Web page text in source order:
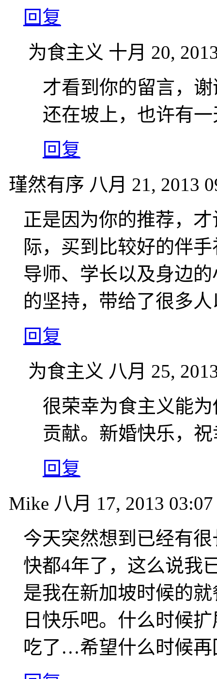
回复
为食主义 十月 20,
才看到你的留言，
还在坡上，也许有
回复
瑾然有序 八月 21, 2013
正是因为你的推荐，
际，买到比较好的伴
导师、学长以及身边
的坚持，带给了很多
回复
为食主义 八月 25,
很荣幸为食主义能
贡献。新婚快乐，
回复
Mike 八月 17, 2013 03:07
今天突然想到已经有
快都4年了，这么说我
是我在新加坡时候的
日快乐吧。什么时候
吃了…希望什么时候